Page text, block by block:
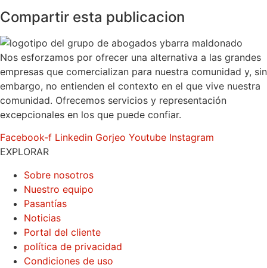
Compartir esta publicacion
Nos esforzamos por ofrecer una alternativa a las grandes
empresas que comercializan para nuestra comunidad y, sin
embargo, no entienden el contexto en el que vive nuestra
comunidad. Ofrecemos servicios y representación
excepcionales en los que puede confiar.
Facebook-f Linkedin Gorjeo Youtube Instagram
EXPLORAR
Sobre nosotros
Nuestro equipo
Pasantías
Noticias
Portal del cliente
política de privacidad
Condiciones de uso